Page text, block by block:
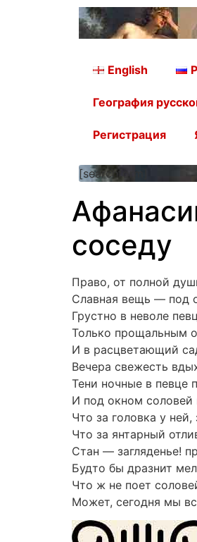
English
География
Регистрация
[searchform]
соседу
Право, от полной
Славная вещь — под
Грустно в неволе
Только прощальным
И в расцветающий
Вечера свежесть
Тени ночные в певце
И под окном соловей
Что за головка у
Что за янтарный
Стан — загляденье!
Будто бы дразнит
Что ж не поет
Может, сегодня мы